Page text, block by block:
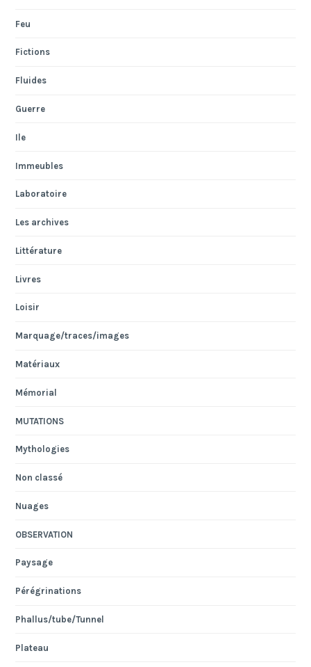
Feu
Fictions
Fluides
Guerre
Ile
Immeubles
Laboratoire
Les archives
Littérature
Livres
Loisir
Marquage/traces/images
Matériaux
Mémorial
MUTATIONS
Mythologies
Non classé
Nuages
OBSERVATION
Paysage
Pérégrinations
Phallus/tube/Tunnel
Plateau